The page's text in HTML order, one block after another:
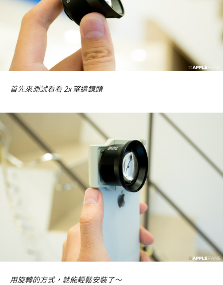
首先來測試看看 2x 望遠鏡頭
用旋轉的方式，就能輕鬆安裝了～